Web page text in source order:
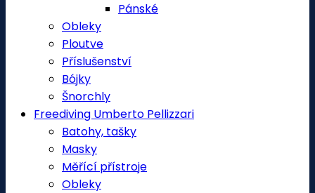
Pánské
Obleky
Ploutve
Příslušenství
Bójky
Šnorchly
Freediving Umberto Pellizzari
Batohy, tašky
Masky
Měřící přístroje
Obleky